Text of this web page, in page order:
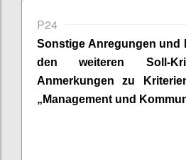
P24
Sonstige Anregungen und
den weiteren Soll-
Anmerkungen zu
„Management und